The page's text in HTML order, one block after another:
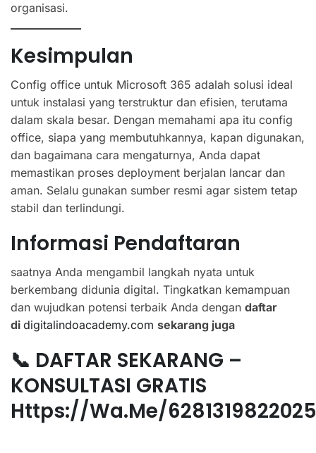
organisasi.
Kesimpulan
Config office untuk Microsoft 365 adalah solusi ideal
untuk instalasi yang terstruktur dan efisien, terutama
dalam skala besar. Dengan memahami apa itu config
office, siapa yang membutuhkannya, kapan digunakan,
dan bagaimana cara mengaturnya, Anda dapat
memastikan proses deployment berjalan lancar dan
aman. Selalu gunakan sumber resmi agar sistem tetap
stabil dan terlindungi.
Informasi Pendaftaran
saatnya Anda mengambil langkah nyata untuk
berkembang didunia digital. Tingkatkan kemampuan
dan wujudkan potensi terbaik Anda dengan daftar
di digitalindoacademy.com sekarang juga
📞 DAFTAR SEKARANG –
KONSULTASI GRATIS
Https://wa.me/6281319822025